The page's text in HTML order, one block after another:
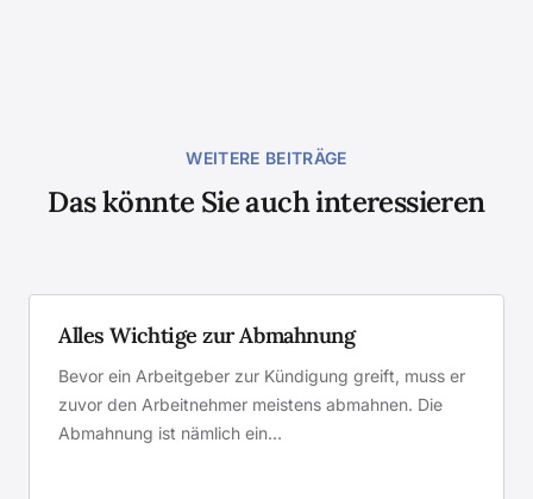
WEITERE BEITRÄGE
Das könnte Sie auch interessieren
Alles Wichtige zur Abmahnung
Bevor ein Arbeitgeber zur Kündigung greift, muss er
zuvor den Arbeitnehmer meistens abmahnen. Die
Abmahnung ist nämlich ein…